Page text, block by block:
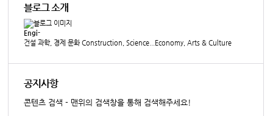
블로그 소개
Engi-
건설 과학, 경제 문화 Construction, Science...Economy, Arts & Culture
공지사항
콘텐츠 검색 - 맨위의 검색창을 통해 검색해주세요!